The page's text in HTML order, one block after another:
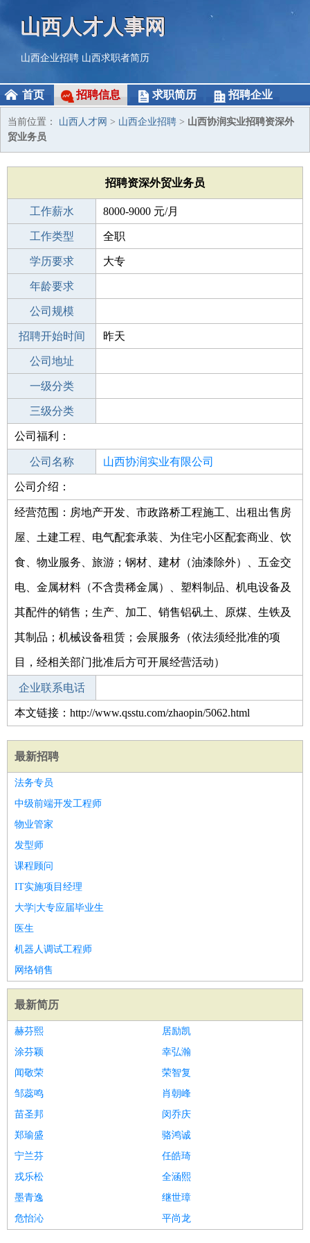
山西人才人事网
山西企业招聘 山西求职者简历
首页 招聘信息 求职简历 招聘企业
当前位置： 山西人才网 > 山西企业招聘 > 山西协润实业招聘资深外
贸业务员
招聘资深外贸业务员
工作薪水 8000-9000 元/月
招聘人数 若干
工作类型 全职
性别要求 -
学历要求 大专
工作经验
年龄要求
工作地点
公司规模
公司电话
招聘开始时间 昨天
招聘结束时间
公司地址
一级分类
二级分类
三级分类
其他行业
公司福利：
公司名称 山西协润实业有限公司
公司类型
公司介绍：
经营范围：房地产开发、市政路桥工程施工、出租出售房
屋、土建工程、电气配套承装、为住宅小区配套商业、饮
食、物业服务、旅游；钢材、建材（油漆除外）、五金交
电、金属材料（不含贵稀金属）、塑料制品、机电设备及
其配件的销售；生产、加工、销售铝矾土、原煤、生铁及
其制品；机械设备租赁；会展服务（依法须经批准的项
目，经相关部门批准后方可开展经营活动）
企业联系电话
本文链接：http://www.qsstu.com/zhaopin/5062.html
最新招聘
法务专员
中级前端开发工程师
物业管家
发型师
课程顾问
IT实施项目经理
大学|大专应届毕业生
医生
机器人调试工程师
网络销售
最新简历
赫芬熙
居励凯
涂芬颖
幸弘瀚
闻敬荣
荣智复
邹蕊鸣
肖朝峰
苗圣邦
闵乔庆
郑瑜盛
骆鸿诚
宁兰芬
任皓琦
戎乐松
全涵熙
墨青逸
继世璋
危怡沁
平尚龙